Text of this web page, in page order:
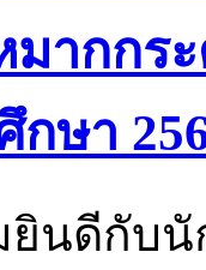
ากกระ
กษา
นดีกับนั